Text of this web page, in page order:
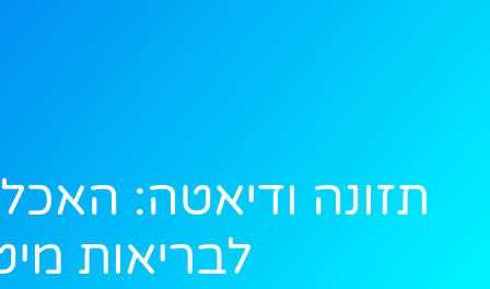
תזונה ודיאטה:
לבריאות